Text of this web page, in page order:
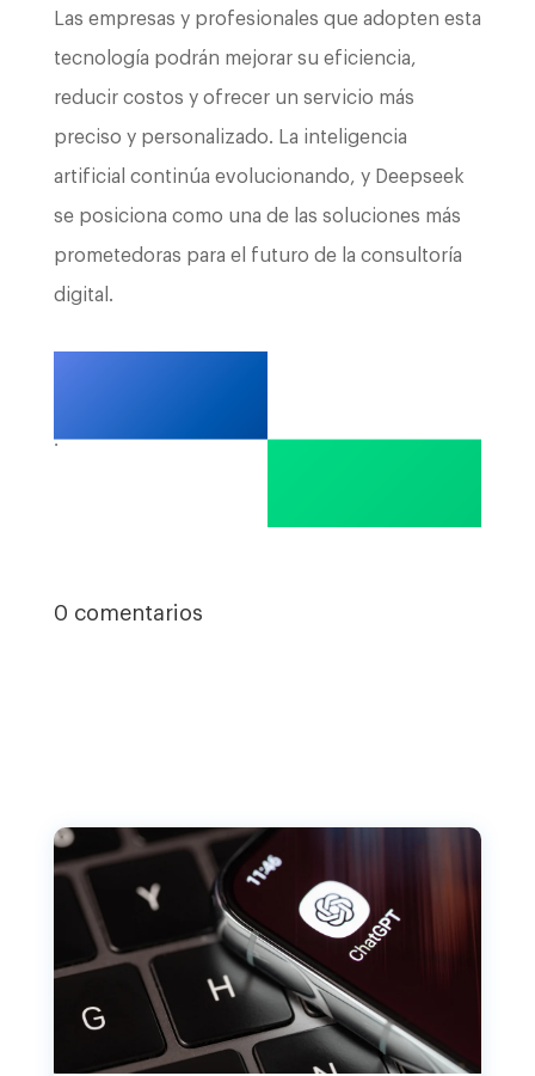
Las empresas y profesionales que adopten esta
tecnología podrán mejorar su eficiencia,
reducir costos y ofrecer un servicio más
preciso y personalizado. La inteligencia
artificial continúa evolucionando, y Deepseek
se posiciona como una de las soluciones más
prometedoras para el futuro de la consultoría
digital.
.
0 comentarios